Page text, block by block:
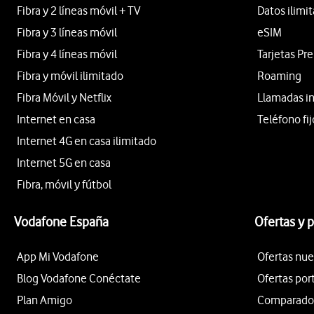
Fibra y 2 líneas móvil + TV
Fibra y 3 líneas móvil
Fibra y 4 líneas móvil
Fibra y móvil ilimitado
Fibra Móvil y Netflix
Internet en casa
Internet 4G en casa ilimitado
Internet 5G en casa
Fibra, móvil y fútbol
Datos
eSIM
Tarjetas
Roaming
Llamadas
Teléfono
Vodafone España
App Mi Vodafone
Blog Vodafone Conéctate
Plan Amigo
Ofertas y
Ofertas
Ofertas